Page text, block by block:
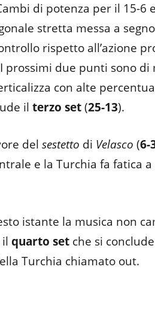
di potenza per il 15-6
stretta messa a
rispetto all’azione
prossimi due punti sono di
con alte
il terzo set(25-13).
del sestetto di Velasco (6-
e la Turchia fa fatica
istante la musica non
quarto set che si conclude
Turchia chiamato out.